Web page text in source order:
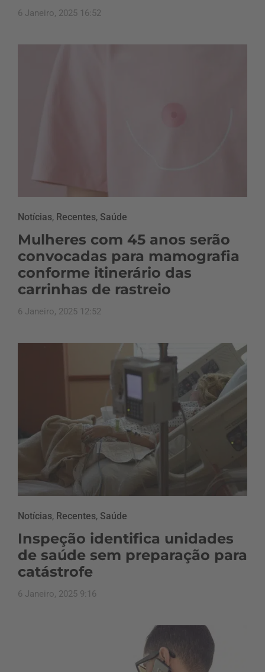
6 Janeiro, 2025 16:52
Notícias, Recentes, Saúde
Mulheres com 45 anos serão
convocadas para mamografia
conforme itinerário das
carrinhas de rastreio
6 Janeiro, 2025 12:52
Notícias, Recentes, Saúde
Inspeção identifica unidades
de saúde sem preparação para
catástrofe
6 Janeiro, 2025 9:16